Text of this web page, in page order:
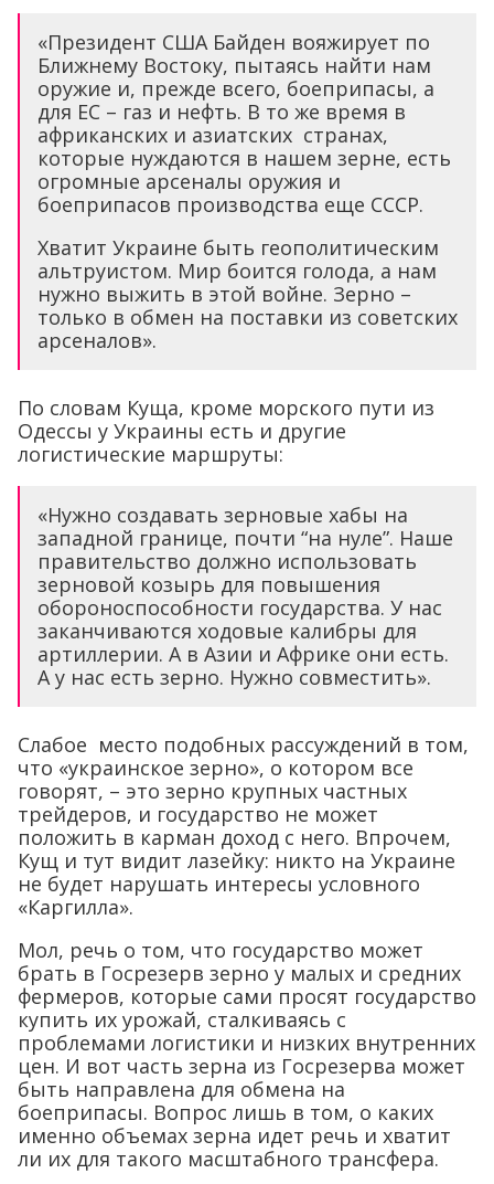
«Президент США Байден вояжирует по
Ближнему Востоку, пытаясь найти нам
оружие и, прежде всего, боеприпасы, а
для ЕС – газ и нефть. В то же время в
африканских и азиатских странах,
которые нуждаются в нашем зерне, есть
огромные арсеналы оружия и
боеприпасов производства еще СССР.
Хватит Украине быть геополитическим
альтруистом. Мир боится голода, а нам
нужно выжить в этой войне. Зерно –
только в обмен на поставки из советских
арсеналов».
По словам Куща, кроме морского пути из
Одессы у Украины есть и другие
логистические маршруты:
«Нужно создавать зерновые хабы на
западной границе, почти “на нуле”. Наше
правительство должно использовать
зерновой козырь для повышения
обороноспособности государства. У нас
заканчиваются ходовые калибры для
артиллерии. А в Азии и Африке они есть.
А у нас есть зерно. Нужно совместить».
Слабое место подобных рассуждений в том,
что «украинское зерно», о котором все
говорят, – это зерно крупных частных
трейдеров, и государство не может
положить в карман доход с него. Впрочем,
Кущ и тут видит лазейку: никто на Украине
не будет нарушать интересы условного
«Каргилла».
Мол, речь о том, что государство может
брать в Госрезерв зерно у малых и средних
фермеров, которые сами просят государство
купить их урожай, сталкиваясь с
проблемами логистики и низких внутренних
цен. И вот часть зерна из Госрезерва может
быть направлена для обмена на
боеприпасы. Вопрос лишь в том, о каких
именно объемах зерна идет речь и хватит
ли их для такого масштабного трансфера.